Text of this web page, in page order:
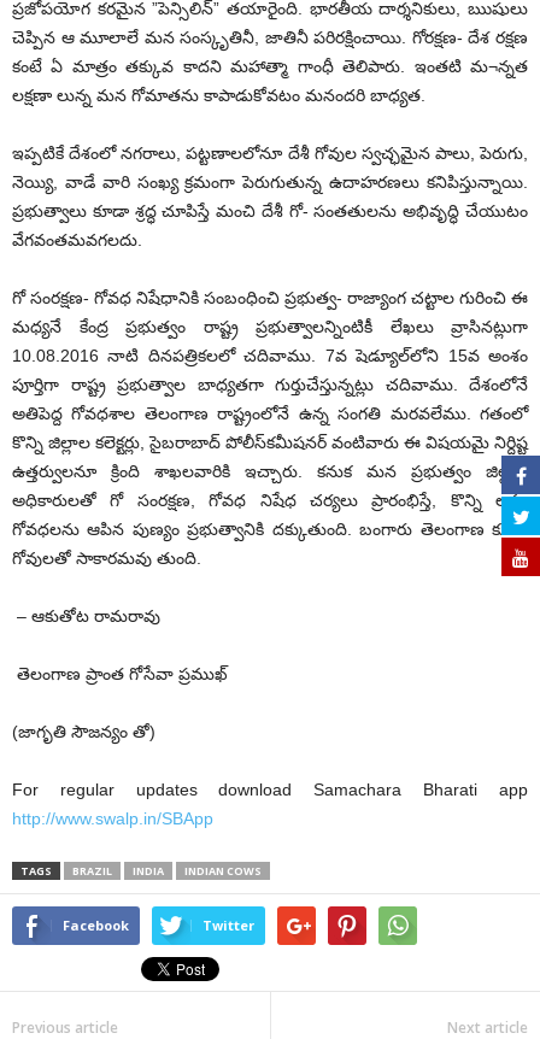
ప్రజోపయోగ కరమైన ”పెన్సిలిన్‌” తయారైంది. భారతీయ దార్శనికులు, ఋషులు
చెప్పిన ఆ మూలాలే మన సంస్కృతినీ, జాతినీ పరిరక్షించాయి. గోరక్షణ- దేశ రక్షణ
కంటే ఏ మాత్రం తక్కువ కాదని మహాత్మా గాంధీ తెలిపారు. ఇంతటి మ¬న్నత
లక్షణా లున్న మన గోమాతను కాపాడుకోవటం మనందరి బాధ్యత.
ఇప్పటికే దేశంలో నగరాలు, పట్టణాలలోనూ దేశీ గోవుల స్వచ్ఛమైన పాలు, పెరుగు,
నెయ్యి, వాడే వారి సంఖ్య క్రమంగా పెరుగుతున్న ఉదాహరణలు కనిపిస్తున్నాయి.
ప్రభుత్వాలు కూడా శ్రద్ధ చూపిస్తే మంచి దేశీ గో- సంతతులను అభివృద్ధి చేయుటం
వేగవంతమవగలదు.
గో సంరక్షణ- గోవధ నిషేధానికి సంబంధించి ప్రభుత్వ- రాజ్యాంగ చట్టాల గురించి ఈ
మధ్యనే కేంద్ర ప్రభుత్వం రాష్ట్ర ప్రభుత్వాలన్నింటికీ లేఖలు వ్రాసినట్లుగా
10.08.2016 నాటి దినపత్రికలలో చదివాము. 7వ షెడ్యూల్‌లోని 15వ అంశం
పూర్తిగా రాష్ట్ర ప్రభుత్వాల బాధ్యతగా గుర్తుచేస్తున్నట్లు చదివాము. దేశంలోనే
అతిపెద్ద గోవధశాల తెలంగాణ రాష్ట్రంలోనే ఉన్న సంగతి మరవలేము. గతంలో
కొన్ని జిల్లాల కలెక్టర్లు, సైబరాబాద్‌ పోలీస్‌కమీషనర్‌ వంటివారు ఈ విషయమై నిర్దిష్ట
ఉత్తర్వులనూ క్రింది శాఖలవారికి ఇచ్చారు. కనుక మన ప్రభుత్వం జిల్లాల
అధికారులతో గో సంరక్షణ, గోవధ నిషేధ చర్యలు ప్రారంభిస్తే, కొన్ని లక్షల
గోవధలను ఆపిన పుణ్యం ప్రభుత్వానికి దక్కుతుంది. బంగారు తెలంగాణ కూడా
గోవులతో సాకారమవు తుంది.
– ఆకుతోట రామరావు
తెలంగాణ ప్రాంత గోసేవా ప్రముఖ్‌
(జాగృతి సౌజన్యం తో)
For regular updates download Samachara Bharati app
http://www.swalp.in/SBApp
TAGS BRAZIL INDIA INDIAN COWS
Facebook Twitter
Previous article Next article